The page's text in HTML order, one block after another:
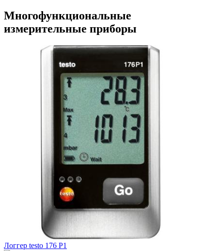
Многофункциональные
измерительные приборы
Логгер testo 176 P1